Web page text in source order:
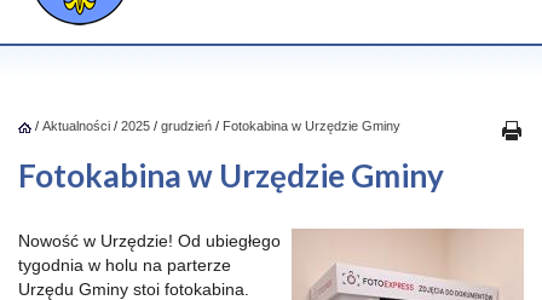
/ Aktualności / 2025 / grudzień / Fotokabina w Urzędzie Gminy
Fotokabina w Urzędzie Gminy
Nowość w Urzędzie! Od ubiegłego
tygodnia w holu na parterze
Urzędu Gminy stoi fotokabina.